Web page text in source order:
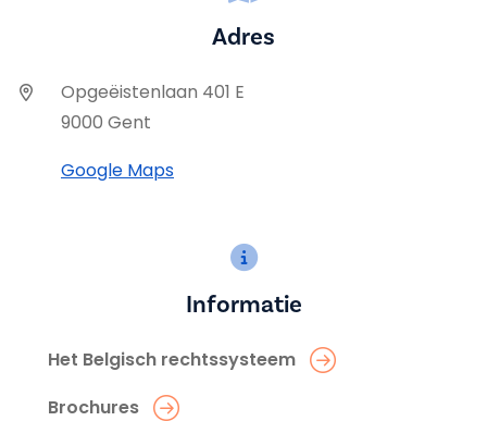
Adres
Opgeëistenlaan 401 E
9000 Gent
Google Maps
Informatie
Het Belgisch rechtssysteem
Brochures